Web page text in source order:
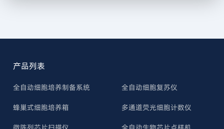
产品列表
全自动细胞培养制备系统
全自动细胞复苏仪
蜂巢式细胞培养箱
多通道荧光细胞计数仪